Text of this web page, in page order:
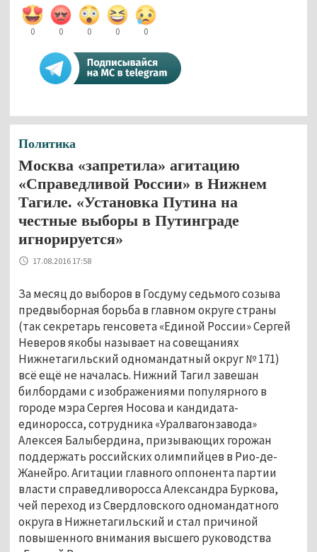
0 0 0 0 0
Политика
Москва «запретила» агитацию
«Справедливой России» в Нижнем
Тагиле. «Установка Путина на
честные выборы в Путинграде
игнорируется»
17.08.2016 17:58
За месяц до выборов в Госдуму седьмого созыва
предвыборная борьба в главном округе страны
(так секретарь генсовета «Единой России» Сергей
Неверов якобы называет на совещаниях
Нижнетагильский одномандатный округ № 171)
всё ещё не началась. Нижний Тагил завешан
билбордами с изображениями популярного в
городе мэра Сергея Носова и кандидата-
единоросса, сотрудника «Уралвагонзавода»
Алексея Балыбердина, призывающих горожан
поддержать российских олимпийцев в Рио-де-
Жанейро. Агитации главного оппонента партии
власти справедливоросса Александра Буркова,
чей переход из Свердловского одномандатного
округа в Нижнетагильский и стал причиной
повышенного внимания высшего руководства